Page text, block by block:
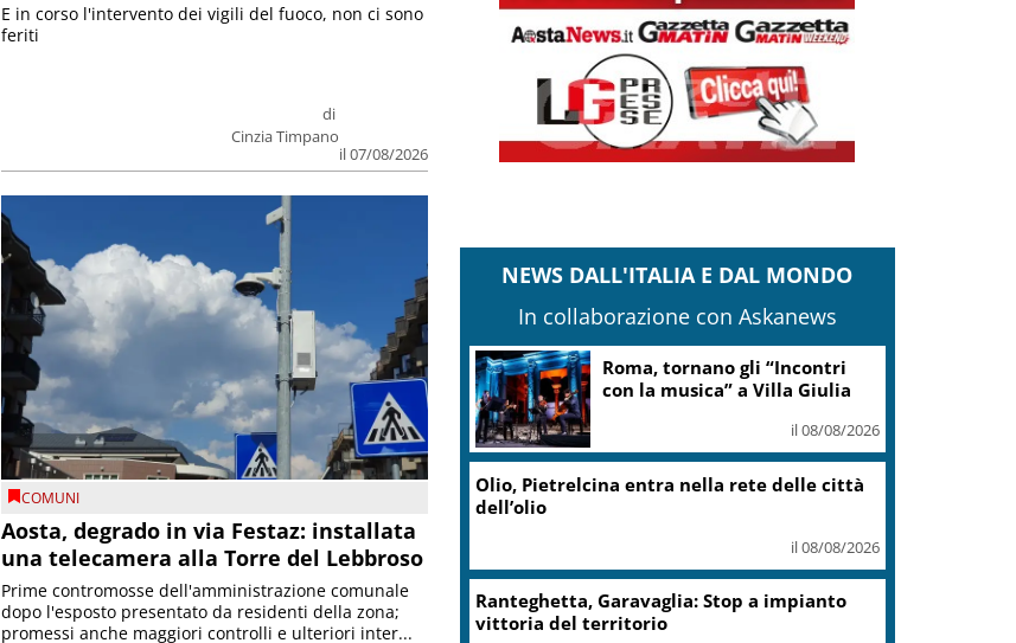
di
Cinzia Timpano
il 07/08/2026
E in corso l'intervento dei vigili del fuoco, non ci sono
feriti
COMUNI
Aosta, degrado in via Festaz: installata
una telecamera alla Torre del Lebbroso
Prime contromosse dell'amministrazione comunale
dopo l'esposto presentato da residenti della zona;
promessi anche maggiori controlli e ulteriori inter...
NEWS DALL'ITALIA E DAL MONDO
In collaborazione con Askanews
Roma, tornano gli “Incontri
con la musica” a Villa Giulia
il 08/08/2026
Olio, Pietrelcina entra nella rete delle città
dell’olio
il 08/08/2026
Ranteghetta, Garavaglia: Stop a impianto
vittoria del territorio